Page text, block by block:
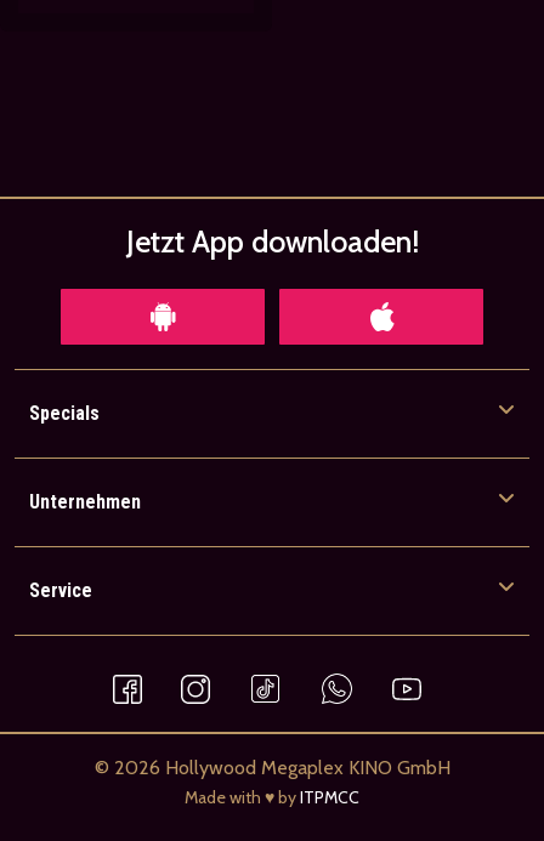
Jetzt App downloaden!
Specials
Unternehmen
Service
© 2026 Hollywood Megaplex KINO GmbH
Made with ♥ byITPMCC